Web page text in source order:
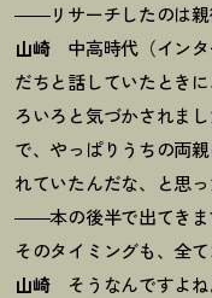
――リサーチしたのは親
山崎中高時代（インタ
だちと話していたとき
ろいろと気づかされま
で、やっぱりうちの両
れていたんだな、と思っ
――本の後半で出てきま
そのタイミングも、全
山崎 そうなんですよ